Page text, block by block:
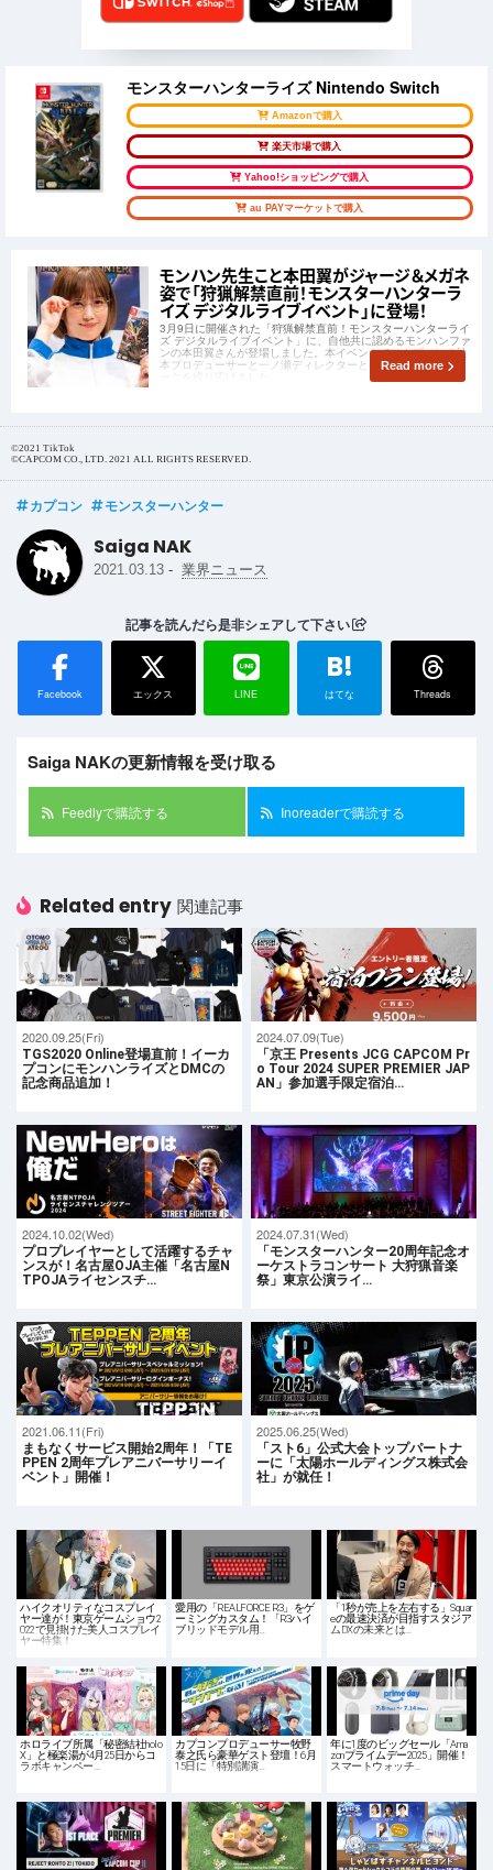
モンスターハンターライズ Nintendo Switch
Amazonで購入
楽天市場で購入
Yahoo!ショッピングで購入
au PAYマーケットで購入
モンハン先生こと本田翼がジャージ＆メガネ
姿で「狩猟解禁直前！モンスターハンターラ
イズ デジタルライブイベント」に登場！
3月9日に開催された「狩猟解禁直前！モンスターハンターライ
ズ デジタルライブイベント」に、自他共に認めるモンハンファ
ンの本田翼さんが登場しました。本イベントではカプコンの辻
本プロデューサーと一ノ瀬ディレクターとモンハンについてト
Read more
©2021 TikTok
©CAPCOM CO., LTD. 2021 ALL RIGHTS RESERVED.
カプコン モンスターハンター
Saiga NAK
2021.03.13 - 業界ニュース
記事を読んだら是非シェアして下さい
Facebook エックス LINE
B!
はてな Threads
Saiga NAKの更新情報を受け取る
Feedlyで購読する Inoreaderで購読する
Related entry 関連記事
2020.09.25(Fri)
TGS2020 Online登場直前！イーカ
プコンにモンハンライズとDMCの
記念商品追加！
2024.07.09(Tue)
「京王 Presents JCG CAPCOM Pr
o Tour 2024 SUPER PREMIER JAP
AN」参加選手限定宿泊…
2024.10.02(Wed)
プロプレイヤーとして活躍するチャ
ンスが！名古屋OJA主催「名古屋N
TPOJAライセンスチ…
2024.07.31(Wed)
「モンスターハンター20周年記念オ
ーケストラコンサート 大狩猟音楽
祭」東京公演ライ…
2021.06.11(Fri)
まもなくサービス開始2周年！「TE
PPEN 2周年プレアニバーサリーイ
ベント」開催！
2025.06.25(Wed)
「スト6」公式大会トップパートナ
ーに「太陽ホールディングス株式会
社」が就任！
ハイクオリティなコスプレイ
ヤー達が！東京ゲームショウ2
022で見掛けた美人コスプレイ
ヤー特集！
愛用の「REALFORCE R3」をゲ
ーミングカスタム！「R3ハイ
ブリッドモデル用…
「1秒が売上を左右する」Squar
eの最速決済が目指すスタジア
ムDXの未来とは…
ホロライブ所属「秘密結社holo
X」と極楽湯が4月25日からコ
ラボキャンペー…
カプコンプロデューサー牧野
泰之氏ら豪華ゲスト登壇！6月
15日に「特別講演…
年に1度のビッグセール「Ama
zonプライムデー2025」開催！
スマートウォッチ…